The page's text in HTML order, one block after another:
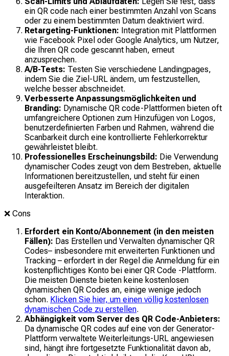
ein QR code nach einer bestimmten Anzahl von Scans
oder zu einem bestimmten Datum deaktiviert wird.
Retargeting-Funktionen: Integration mit Plattformen
wie Facebook Pixel oder Google Analytics, um Nutzer,
die Ihren QR code gescannt haben, erneut
anzusprechen.
A/B-Tests: Testen Sie verschiedene Landingpages,
indem Sie die Ziel-URL ändern, um festzustellen,
welche besser abschneidet.
Verbesserte Anpassungsmöglichkeiten und
Branding: Dynamische QR code-Plattformen bieten oft
umfangreichere Optionen zum Hinzufügen von Logos,
benutzerdefinierten Farben und Rahmen, während die
Scanbarkeit durch eine kontrollierte Fehlerkorrektur
gewährleistet bleibt.
Professionelles Erscheinungsbild: Die Verwendung
dynamischer Codes zeugt von dem Bestreben, aktuelle
Informationen bereitzustellen, und steht für einen
ausgefeilteren Ansatz im Bereich der digitalen
Interaktion.
❌ Cons
Erfordert ein Konto/Abonnement (in den meisten
Fällen): Das Erstellen und Verwalten dynamischer QR
Codes– insbesondere mit erweiterten Funktionen und
Tracking – erfordert in der Regel die Anmeldung für ein
kostenpflichtiges Konto bei einer QR Code -Plattform.
Die meisten Dienste bieten keine kostenlosen
dynamischen QR Codes an, einige wenige jedoch
schon. Klicken Sie hier, um einen völlig kostenlosen
dynamischen Code zu erstellen.
Abhängigkeit vom Server des QR Code-Anbieters:
Da dynamische QR codes auf eine von der Generator-
Plattform verwaltete Weiterleitungs-URL angewiesen
sind, hängt ihre fortgesetzte Funktionalität davon ab,